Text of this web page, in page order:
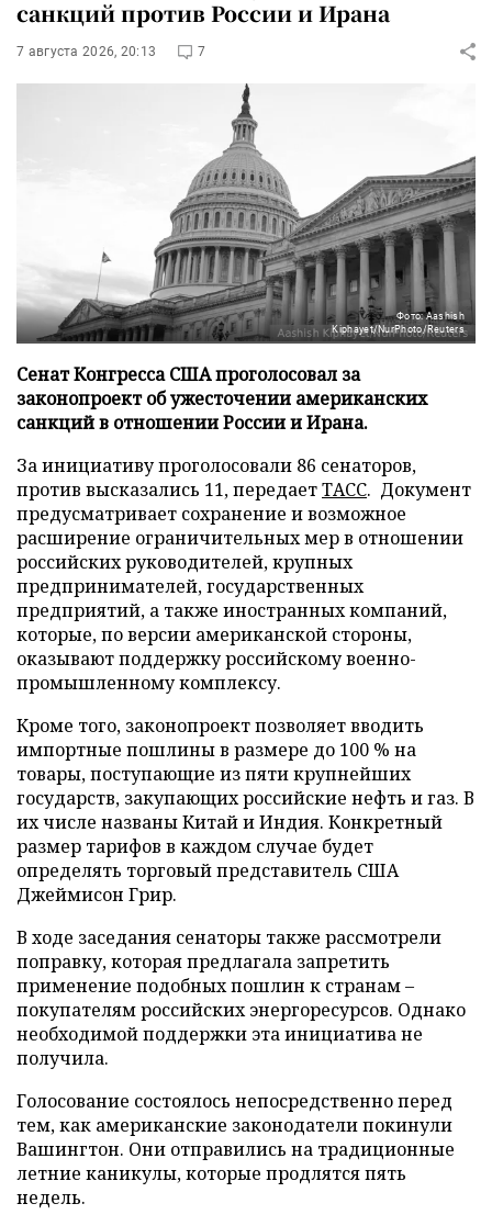
санкций против России и Ирана
7 августа 2026, 20:13 7
Фото: Aashish
Kiphayet/NurPhoto/Reuters
Сенат Конгресса США проголосовал за
законопроект об ужесточении американских
санкций в отношении России и Ирана.
За инициативу проголосовали 86 сенаторов,
против высказались 11, передаетТАСС. Документ
предусматривает сохранение и возможное
расширение ограничительных мер в отношении
российских руководителей, крупных
предпринимателей, государственных
предприятий, а также иностранных компаний,
которые, по версии американской стороны,
оказывают поддержку российскому военно-
промышленному комплексу.
Кроме того, законопроект позволяет вводить
импортные пошлины в размере до 100 % на
товары, поступающие из пяти крупнейших
государств, закупающих российские нефть и газ. В
их числе названы Китай и Индия. Конкретный
размер тарифов в каждом случае будет
определять торговый представитель США
Джеймисон Грир.
В ходе заседания сенаторы также рассмотрели
поправку, которая предлагала запретить
применение подобных пошлин к странам –
покупателям российских энергоресурсов. Однако
необходимой поддержки эта инициатива не
получила.
Голосование состоялось непосредственно перед
тем, как американские законодатели покинули
Вашингтон. Они отправились на традиционные
летние каникулы, которые продлятся пять
недель.